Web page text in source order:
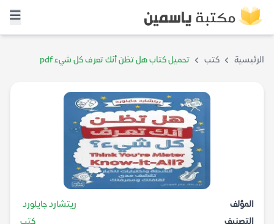
الرئيسية كتب تحميل كتاب هل تظن أنك تعرف كل شيء pdf
المؤلف
ريتشارد جايلورد